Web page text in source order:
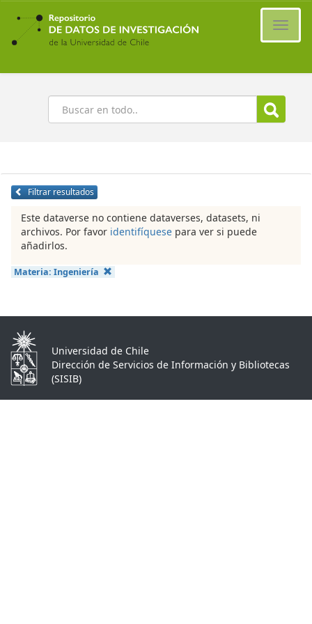
Ir
contenido
principal
Buscar
Filtrar resultados
Este dataverse no contiene dataverses, datasets, ni
archivos. Por favor identifíquese para ver si puede
añadirlos.
Materia: Ingeniería
Universidad de Chile
Dirección de Servicios de Información y Bibliotecas
(SISIB)